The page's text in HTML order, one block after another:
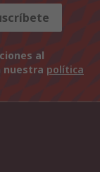
al
nuestra política